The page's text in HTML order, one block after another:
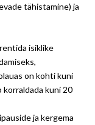
tähistamine) ja
isiklike
on kohti kuni
korraldada kuni 20
ja kergema